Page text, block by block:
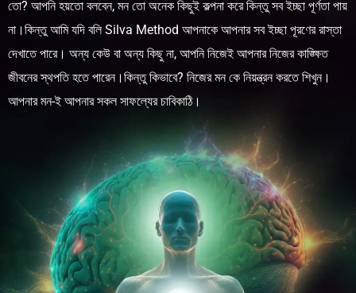
তো? আপনি হয়তো বলবেন, মন তো অনেক কিছুই কল্পনা করে কিন্তু সব ইচ্ছা পূর্ণতা পায়
না।কিন্তু আমি যদি বলি Silva Method আপনাকে আপনার সব ইচ্ছা পূরণের রাস্তা
দেখাতে পারে। অন্য কেউ বা অন্য কিছু না, আপনি নিজেই আপনার নিজের কাঙ্ক্ষিত
জীবনের স্থপতি হতে পারেন।কিন্তু কিভাবে? নিজের মন কে নিয়ন্ত্রন করতে শিখুন।
আপনার মন-ই আপনার সকল সাফল্যের চাবিকাঠি।